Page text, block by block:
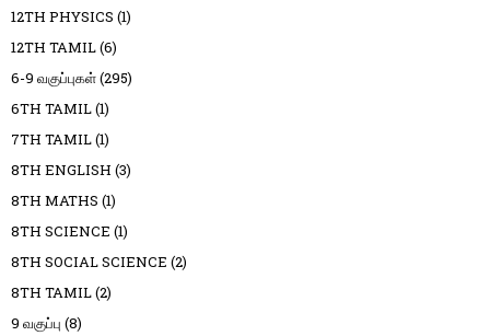
12TH PHYSICS (1)
12TH TAMIL(6)
6-9 வகுப்புகள்(295)
6TH TAMIL(1)
7TH TAMIL(1)
8TH ENGLISH (3)
8TH MATHS (1)
8TH SCIENCE (1)
8TH SOCIAL SCIENCE (2)
8TH TAMIL(2)
9 வகுப்பு (8)